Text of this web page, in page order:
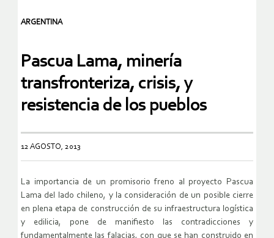
ARGENTINA
Pascua Lama, minería
transfronteriza, crisis, y
resistencia de los pueblos
12 AGOSTO, 2013
La importancia de un promisorio freno al proyecto Pascua
Lama del lado chileno, y la consideración de un posible cierre
en plena etapa de construcción de su infraestructura logística
y edilicia, pone de manifiesto las contradicciones y
fundamentalmente las falacias, con que se han construido en